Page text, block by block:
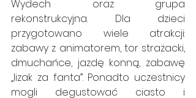
Wydech oraz grupa
rekonstrukcyjna. Dla dzieci
przygotowano wiele atrakcji:
zabawy z animatorem, tor strażacki,
dmuchańce, jazdę konną, zabawę
„lizak za fanta”. Ponadto uczestnicy
mogli degustować ciasto i